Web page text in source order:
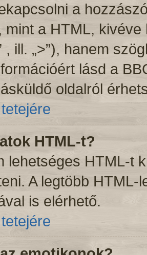
a
mint a HTML,
, ill. „>”), hanem
lásd a
oldalról
HTML-t?
lehetséges HTML-t
A legtöbb
is elérhető.